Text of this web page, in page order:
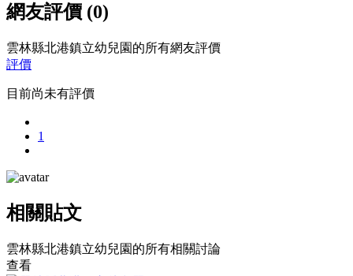
網友評價 (0)
雲林縣北港鎮立幼兒園的所有網友評價
評價
目前尚未有評價
1
相關貼文
雲林縣北港鎮立幼兒園的所有相關討論
查看